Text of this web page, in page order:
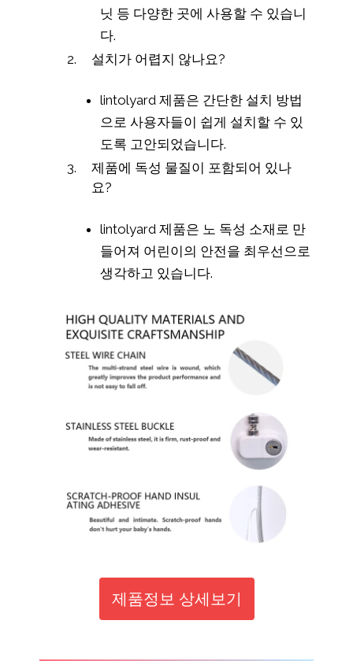
닛 등 다양한 곳에 사용할 수 있습니
다.
설치가 어렵지 않나요?
lintolyard 제품은 간단한 설치 방법
으로 사용자들이 쉽게 설치할 수 있
도록 고안되었습니다.
제품에 독성 물질이 포함되어 있나
요?
lintolyard 제품은 노 독성 소재로 만
들어져 어린이의 안전을 최우선으로
생각하고 있습니다.
제품정보 상세보기